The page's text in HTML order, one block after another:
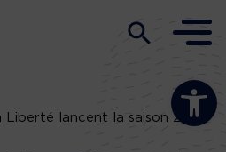
Ouvrir la
Liberté lancent la saison 2022